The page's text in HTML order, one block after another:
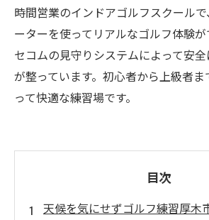
時間営業のインドアゴルフスクール
ーターを使ってリアルなゴルフ体験が
セコムの見守りシステムによって安
が整っています。初心者から上級者ま
って快適な練習場です。
目次
天候を気にせずゴルフ練習厚木